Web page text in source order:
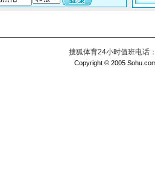
搜狐体育24小时值班电话
Copyright © 2005